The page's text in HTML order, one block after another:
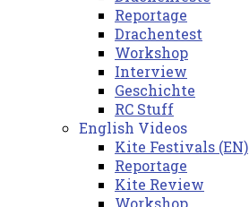
Reportage
Drachentest
Workshop
Interview
Geschichte
RC Stuff
English Videos
Kite Festivals (EN)
Reportage
Kite Review
Workshop